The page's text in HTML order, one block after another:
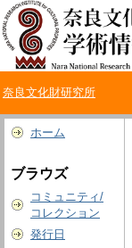
奈良文化財研究所
ホーム
ブラウズ
コミュニティ/
コレクション
発行日